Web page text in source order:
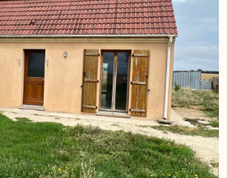
VOIR LE BIEN